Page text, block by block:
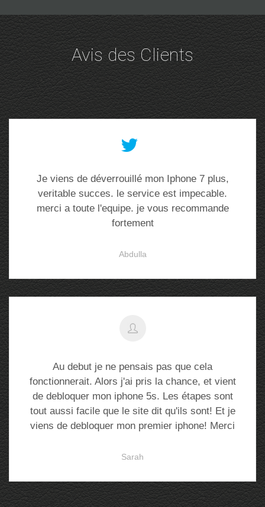
Avis des Clients
Je viens de déverrouillé mon Iphone 7 plus,
veritable succes. le service est impecable.
merci a toute l'equipe. je vous recommande
fortement
Abdulla
Au debut je ne pensais pas que cela
fonctionnerait. Alors j'ai pris la chance, et vient
de debloquer mon iphone 5s. Les étapes sont
tout aussi facile que le site dit qu'ils sont! Et je
viens de debloquer mon premier iphone! Merci
Sarah